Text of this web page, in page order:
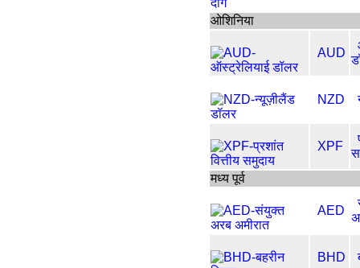
ओशिनिया
AUD
NZD
XPF
मध्य पूर्व
AED
BHD